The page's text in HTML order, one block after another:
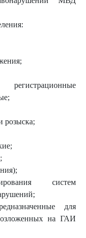
розыска;
систем
для
на ГАИ